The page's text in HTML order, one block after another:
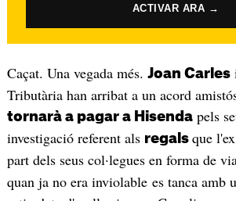
ACTIVAR ARA →
Caçat. Una vegada més. Joan Carles
Tributària han arribat a un acord
tornarà a pagar a Hisendapels
investigació referent als regals que
part dels seus col·legues en forma de
quan ja no era inviolable es tanca amb